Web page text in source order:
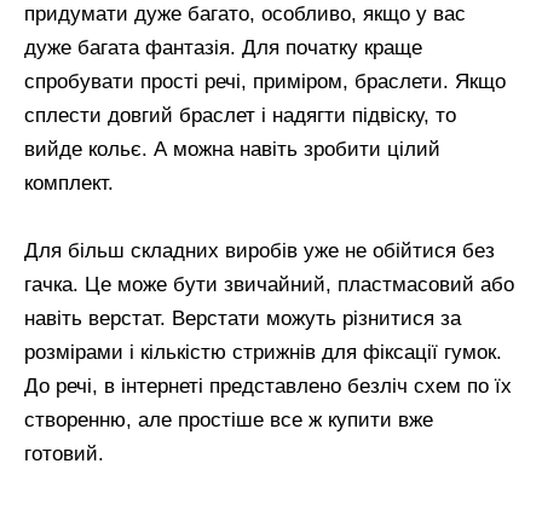
придумати дуже багато, особливо, якщо у вас
дуже багата фантазія. Для початку краще
спробувати прості речі, приміром, браслети. Якщо
сплести довгий браслет і надягти підвіску, то
вийде кольє. А можна навіть зробити цілий
комплект.
Для більш складних виробів уже не обійтися без
гачка. Це може бути звичайний, пластмасовий або
навіть верстат. Верстати можуть різнитися за
розмірами і кількістю стрижнів для фіксації гумок.
До речі, в інтернеті представлено безліч схем по їх
створенню, але простіше все ж купити вже
готовий.